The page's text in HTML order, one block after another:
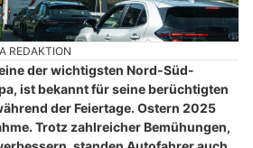
REDAKTION
der wichtigsten Nord-Süd-
ist bekannt für seine berüchtigten
der Feiertage. Ostern 2025
Trotz zahlreicher Bemühungen,